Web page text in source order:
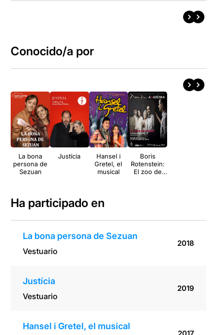
Conocido/a por
La bona
persona de
Sezuan
Justícia
Hansel i
Gretel, el
musical
Boris
Rotenstein:
El zoo de
Ha participado en
La bona persona de Sezuan
Vestuario
2018
Justícia
Vestuario
2019
Hansel i Gretel, el musical